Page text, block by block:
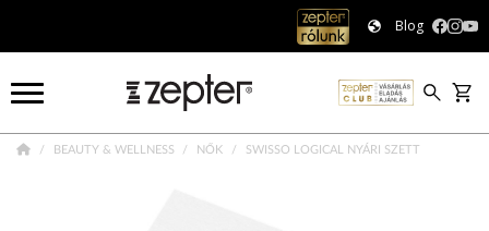
Blog
BEAUTY & WELLNESS NŐK SWISSO LOGICAL NYÁRI SZETT